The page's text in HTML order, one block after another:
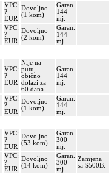
VPC:
?
EUR
Dovoljno
(1 kom)
Garan.
144
mj.
VPC:
?
EUR
Dovoljno
(2 kom)
Garan.
144
mj.
VPC:
?
EUR
Nije na
putu,
obično
dolazi za
60 dana
Garan.
144
mj.
VPC:
?
EUR
Dovoljno
(1 kom)
Garan.
144
mj.
VPC:
?
EUR
Dovoljno
(53 kom)
Garan.
300
mj.
VPC:
?
EUR
Dovoljno
(14 kom)
Garan.
300
mj.
Zamjena
sa S500B.